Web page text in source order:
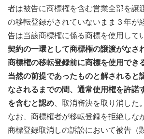
者は被告に商標権を含む営業全部を譲
の移転登録がされていないまま３年が
告は当該商標権に係る商標を使用して
契約の一環として商標権の譲渡がなさ
商標権の移転登録前に商標を使用でき
当然の前提であったものと解されると
なされるまでの間、通常使用権を許諾
を含むと認め 、取消審決を取り消した。
なお、商標権者が移転登録を拒絶しな
商標登録取消しの訴訟において被告（